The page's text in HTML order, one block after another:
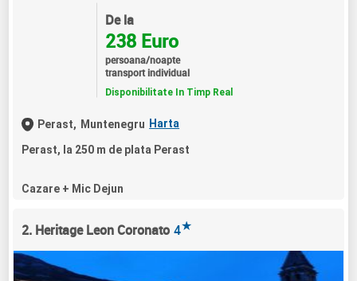
De la
238 Euro
persoana/noapte
transport individual
Disponibilitate In Timp Real
Perast, Muntenegru Harta
Perast, la 250 m de plata Perast
Cazare + Mic Dejun
2. Heritage Leon Coronato 4★